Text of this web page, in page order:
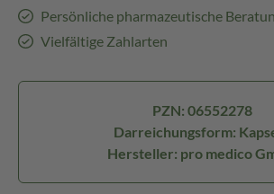
Persönliche pharmazeutische
Vielfältige Zahlarten
PZN: 06552278
Darreichungsform:
Hersteller: pro medico